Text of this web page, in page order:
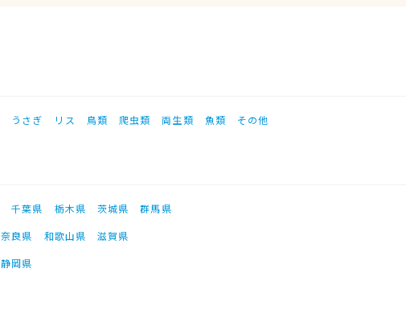
うさぎ リス 鳥類 爬虫類 両生類 魚類 その他
千葉県 栃木県 茨城県
群馬県
奈良県 和歌山県
滋賀県
静岡県